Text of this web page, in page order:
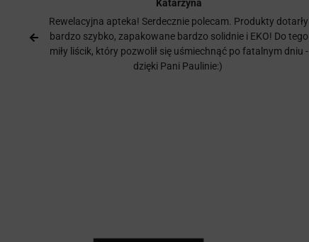
Katarzyna
Rewelacyjna apteka! Serdecznie polecam. Produkty dotarły
bardzo szybko, zapakowane bardzo solidnie i EKO! Do tego
miły liścik, który pozwolił się uśmiechnąć po fatalnym dniu -
dzięki Pani Paulinie:)